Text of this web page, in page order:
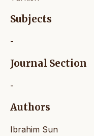
Subjects
-
Journal Section
-
Authors
Ibrahim Sun